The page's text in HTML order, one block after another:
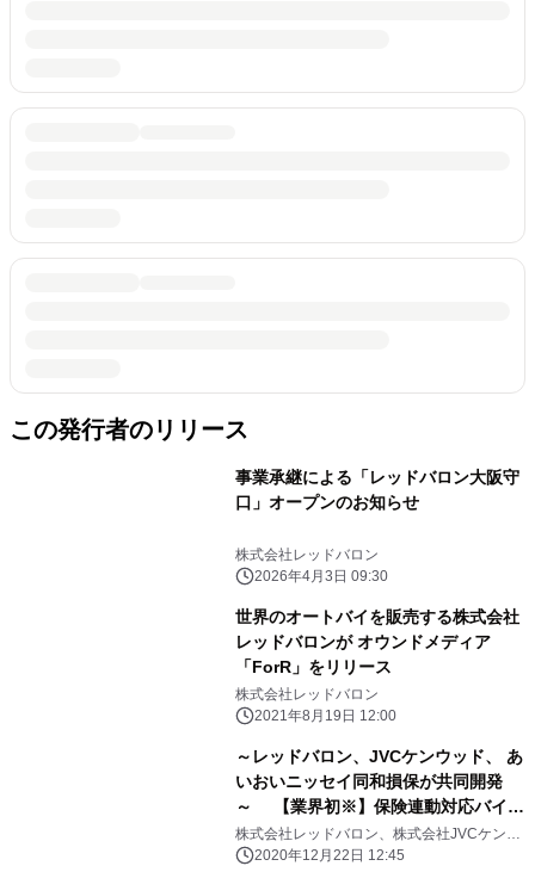
この発行者のリリース
事業承継による「レッドバロン大阪守
口」オープンのお知らせ
株式会社レッドバロン
2026年4月3日 09:30
世界のオートバイを販売する株式会社
レッドバロンが オウンドメディア
「ForR」をリリース
株式会社レッドバロン
2021年8月19日 12:00
～レッドバロン、JVCケンウッド、 あ
いおいニッセイ同和損保が共同開発
～ 【業界初※】保険連動対応バイク
用ドライブレコーダーを提供開始 専
用スマートフォンアプリで事故映像を
株式会社レッドバロン、株式会社JVCケンウ
ッド、あいおいニッセイ同和損害保険株式会
2020年12月22日 12:45